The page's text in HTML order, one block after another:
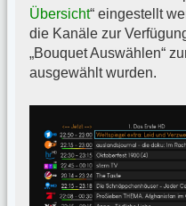
Übersicht“ eingestellt
die Kanäle zur
„Bouquet Auswählen“
ausgewählt wurden.